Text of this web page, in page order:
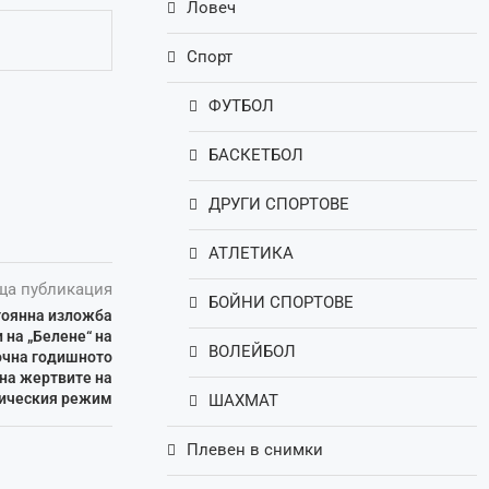
публикация
изложба
„Белене“ на
годишното
жертвите на
режим
Ловеч
Спорт
ФУТБОЛ
БАСКЕТБОЛ
ДРУГИ СПОРТОВЕ
АТЛЕТИКА
БОЙНИ СПОРТОВЕ
ВОЛЕЙБОЛ
ШАХМАТ
Плевен в снимки